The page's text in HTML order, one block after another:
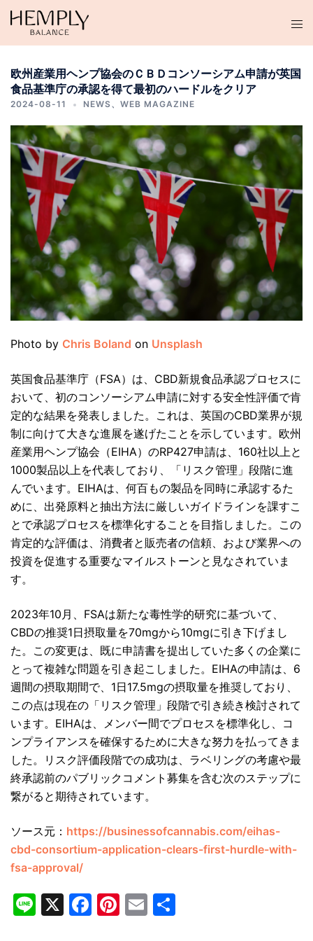
テ
欧州産業用ヘンプ協会のＣＢＤコンソーシアム申請が英国
食品基準庁の承認を得て最初のハードルをクリア
2024-08-11 NEWS、 WEB MAGAZINE
Photo by Chris Boland on Unsplash
英国食品基準庁（FSA）は、CBD新規食品承認プロセスに
おいて、初のコンソーシアム申請に対する安全性評価で肯
定的な結果を発表しました。これは、英国のCBD業界が規
制に向けて大きな進展を遂げたことを示しています。欧州
産業用ヘンプ協会（EIHA）のRP427申請は、160社以上と
1000製品以上を代表しており、「リスク管理」段階に進
んでいます。EIHAは、何百もの製品を同時に承認するた
めに、出発原料と抽出方法に厳しいガイドラインを課すこ
とで承認プロセスを標準化することを目指しました。この
肯定的な評価は、消費者と販売者の信頼、および業界への
投資を促進する重要なマイルストーンと見なされていま
す。
2023年10月、FSAは新たな毒性学的研究に基づいて、
CBDの推奨1日摂取量を70mgから10mgに引き下げまし
た。この変更は、既に申請書を提出していた多くの企業に
とって複雑な問題を引き起こしました。EIHAの申請は、6
週間の摂取期間で、1日17.5mgの摂取量を推奨しており、
この点は現在の「リスク管理」段階で引き続き検討されて
います。EIHAは、メンバー間でプロセスを標準化し、コ
ンプライアンスを確保するために大きな努力を払ってきま
した。リスク評価段階での成功は、ラベリングの考慮や最
終承認前のパブリックコメント募集を含む次のステップに
繋がると期待されています。
ソース元： https://businessofcannabis.com/eihas-
cbd-consortium-application-clears-first-hurdle-with-
fsa-approval/
Line
X Facebook
Pinterest
Email